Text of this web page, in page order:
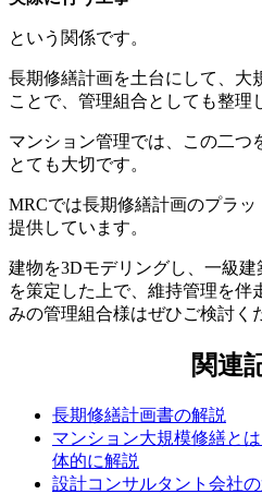
関連記事
という関係です。
長期修繕計画を土台にして、大
ことで、管理組合としても整理
マンション管理では、この二つ
とても大切です。
MRCでは長期修繕計画のプラッ
提供しています。
建物を3Dモデリングし、一級
を策定した上で、維持管理を伴
みの管理組合様はぜひご検討く
関連
長期修繕計画書の解説
マンション大規模修繕と
体的に解説
設計コンサルタント会社